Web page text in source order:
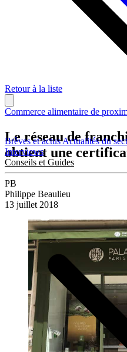
Brèves et actusActualités du
Interviews
Conseils et Guides
Retour à la liste
Commerce alimentaire de
Le réseau de
obtient une
PB
Philippe Beaulieu
13 juillet 2018